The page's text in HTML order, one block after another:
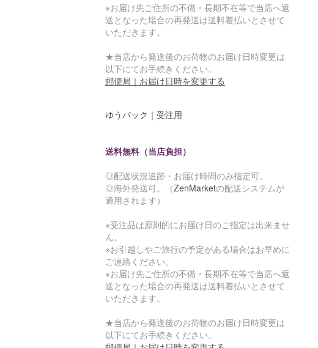
※お届け先ご住所の不備・長期不在等で当店へ返
送となった場合の再発送は送料着払いとさせて
いただきます。
★当店から発送後のお荷物のお届け日時変更は
以下にてお手続きください。
郵便局｜お届け日時を変更する
ゆうパック｜受注用
送料無料（当店負担）
◎配送状況追跡・お届け時間のみ指定可。
◎海外発送可。（ZenMarketの配送システムが
適用されます）
※受注品は原則的にお届け日のご指定は出来ませ
ん。
※お引越しやご旅行の予定がある場合はお早めに
ご連絡ください。
※お届け先ご住所の不備・長期不在等で当店へ返
送となった場合の再発送は送料着払いとさせて
いただきます。
★当店から発送後のお荷物のお届け日時変更は
以下にてお手続きください。